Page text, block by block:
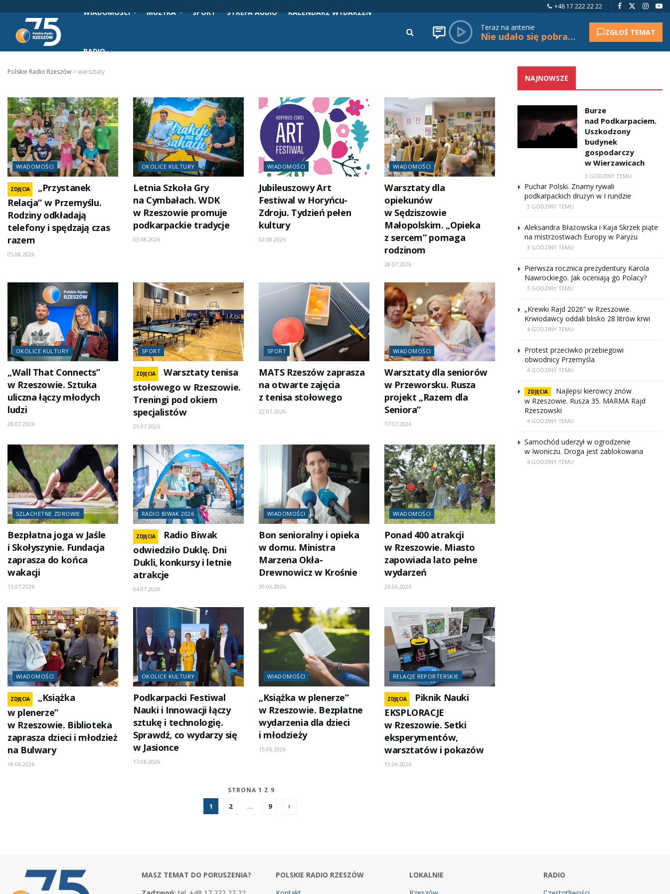
+48 17 222 22 22
WIADOMOŚCI MUZYKA SPORT STREFA AUDIO KALENDARZ WYDARZEŃ
RADIO
Teraz na antenie
Nie udało się pobrać tytułu. ZGŁOŚ TEMAT
Polskie Radio Rzeszów >warsztaty
WIADOMOŚCI
ZDJĘCIA
„Przystanek
Relacja” w Przemyślu.
Rodziny odkładają
telefony i spędzają czas
razem
05.08.2026
OKOLICE KULTURY
Letnia Szkoła Gry
na Cymbałach. WDK
w Rzeszowie promuje
podkarpackie tradycje
03.08.2026
WIADOMOŚCI
Jubileuszowy Art
Festiwal w Horyńcu-
Zdroju. Tydzień pełen
kultury
02.08.2026
WIADOMOŚCI
Warsztaty dla
opiekunów
w Sędziszowie
Małopolskim. „Opieka
z sercem” pomaga
rodzinom
28.07.2026
OKOLICE KULTURY
„Wall That Connects”
w Rzeszowie. Sztuka
uliczna łączy młodych
ludzi
28.07.2026
SPORT
ZDJĘCIA
Warsztaty tenisa
stołowego w Rzeszowie.
Treningi pod okiem
specjalistów
25.07.2026
SPORT
MATS Rzeszów zaprasza
na otwarte zajęcia
z tenisa stołowego
22.07.2026
WIADOMOŚCI
Warsztaty dla seniorów
w Przeworsku. Rusza
projekt „Razem dla
Seniora”
17.07.2026
SZLACHETNE ZDROWIE
Bezpłatna joga w Jaśle
i Skołyszynie. Fundacja
zaprasza do końca
wakacji
13.07.2026
RADIO BIWAK 2026
ZDJĘCIA
Radio Biwak
odwiedziło Duklę. Dni
Dukli, konkursy i letnie
atrakcje
04.07.2026
WIADOMOŚCI
Bon senioralny i opieka
w domu. Ministra
Marzena Okła-
Drewnowicz w Krośnie
30.06.2026
WIADOMOŚCI
Ponad 400 atrakcji
w Rzeszowie. Miasto
zapowiada lato pełne
wydarzeń
26.06.2026
WIADOMOŚCI
ZDJĘCIA
„Książka
w plenerze”
w Rzeszowie. Biblioteka
zaprasza dzieci i młodzież
na Bulwary
18.06.2026
OKOLICE KULTURY
Podkarpacki Festiwal
Nauki i Innowacji łączy
sztukę i technologię.
Sprawdź, co wydarzy się
w Jasionce
17.06.2026
WIADOMOŚCI
„Książka w plenerze”
w Rzeszowie. Bezpłatne
wydarzenia dla dzieci
i młodzieży
15.06.2026
RELACJE REPORTERSKIE
ZDJĘCIA
Piknik Nauki
EKSPLORACJE
w Rzeszowie. Setki
eksperymentów,
warsztatów i pokazów
13.06.2026
STRONA 1 Z 9
1 2 … 9
NAJNOWSZE
Burze
nad Podkarpaciem.
Uszkodzony
budynek
gospodarczy
w Wierzawicach
3 GODZINY TEMU
Puchar Polski. Znamy rywali
podkarpackich drużyn w I rundzie
3 GODZINY TEMU
Aleksandra Błażowska i Kaja Skrzek piąte
na mistrzostwach Europy w Paryżu
3 GODZINY TEMU
Pierwsza rocznica prezydentury Karola
Nawrockiego. Jak oceniają go Polacy?
3 GODZINY TEMU
„Krewki Rajd 2026” w Rzeszowie.
Krwiodawcy oddali blisko 28 litrów krwi
4 GODZINY TEMU
Protest przeciwko przebiegowi
obwodnicy Przemyśla
4 GODZINY TEMU
ZDJĘCIA
Najlepsi kierowcy znów
w Rzeszowie. Rusza 35. MARMA Rajd
Rzeszowski
4 GODZINY TEMU
Samochód uderzył w ogrodzenie
w Iwoniczu. Droga jest zablokowana
4 GODZINY TEMU
MASZ TEMAT DO PORUSZENIA?
POLSKIE RADIO RZESZÓW
LOKALNIE
RADIO